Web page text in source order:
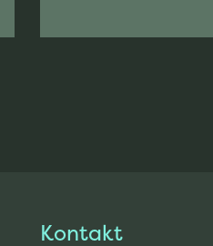
Kontakt